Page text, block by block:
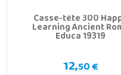
Casse-tête 300
Learning Ancient
Educa 19319
12,50 €